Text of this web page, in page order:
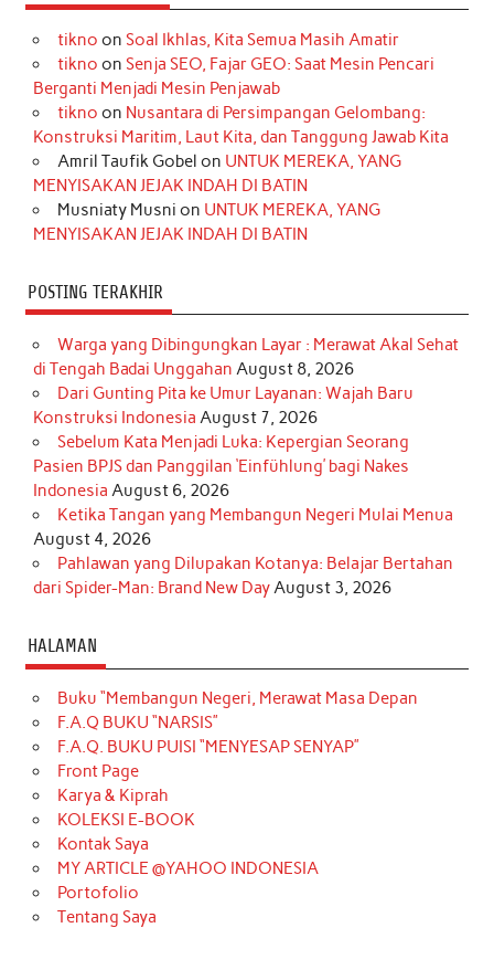
e
b
o
k
t
a
r
a
m
T
o
k
t
e
r
e
s
t
k
e
d
I
n
t
t
r
T
u
e
tikno on Soal Ikhlas, Kita Semua Masih Amatir
tikno on Senja SEO, Fajar GEO: Saat Mesin Pencari
Berganti Menjadi Mesin Penjawab
tikno on Nusantara di Persimpangan Gelombang:
Konstruksi Maritim, Laut Kita, dan Tanggung Jawab Kita
Amril Taufik Gobel on UNTUK MEREKA, YANG
MENYISAKAN JEJAK INDAH DI BATIN
Musniaty Musni on UNTUK MEREKA, YANG
MENYISAKAN JEJAK INDAH DI BATIN
POSTING TERAKHIR
Warga yang Dibingungkan Layar : Merawat Akal Sehat
di Tengah Badai Unggahan August 8, 2026
Dari Gunting Pita ke Umur Layanan: Wajah Baru
Konstruksi Indonesia August 7, 2026
Sebelum Kata Menjadi Luka: Kepergian Seorang
Pasien BPJS dan Panggilan ‘Einfühlung’ bagi Nakes
Indonesia August 6, 2026
Ketika Tangan yang Membangun Negeri Mulai Menua
August 4, 2026
Pahlawan yang Dilupakan Kotanya: Belajar Bertahan
dari Spider-Man: Brand New DayAugust 3, 2026
HALAMAN
Buku “Membangun Negeri, Merawat Masa Depan
F.A.Q BUKU “NARSIS”
F.A.Q. BUKU PUISI “MENYESAP SENYAP”
Front Page
Karya & Kiprah
KOLEKSI E-BOOK
Kontak Saya
MY ARTICLE @YAHOO INDONESIA
Portofolio
Tentang Saya